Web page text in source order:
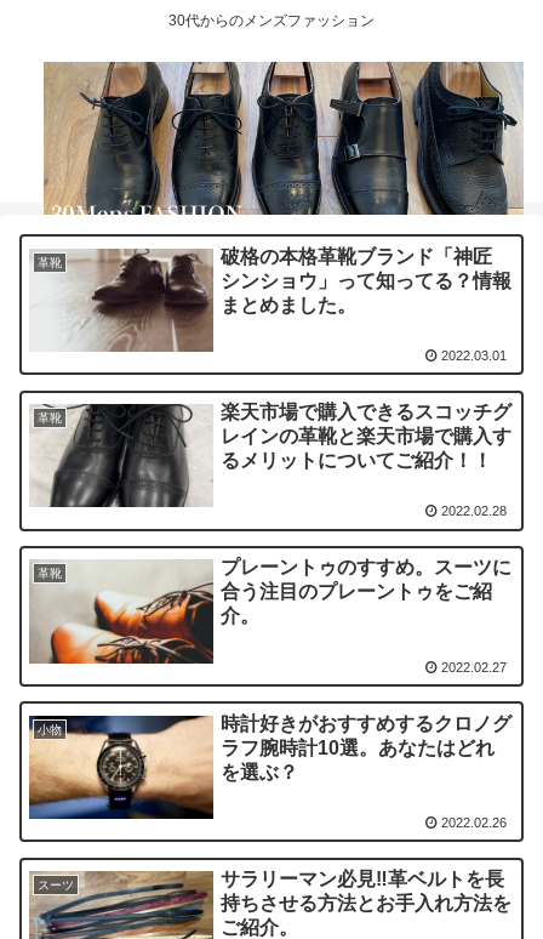
30代からのメンズファッション
革靴
破格の本格革靴ブランド「神匠
シンショウ」って知ってる？情報
まとめました。
2022.03.01
革靴
楽天市場で購入できるスコッチグ
レインの革靴と楽天市場で購入す
るメリットについてご紹介！！
2022.02.28
革靴
プレーントゥのすすめ。スーツに
合う注目のプレーントゥをご紹
介。
2022.02.27
小物
時計好きがおすすめするクロノグ
ラフ腕時計10選。あなたはどれ
を選ぶ？
2022.02.26
スーツ
サラリーマン必見‼︎革ベルトを長
持ちさせる方法とお手入れ方法を
ご紹介。